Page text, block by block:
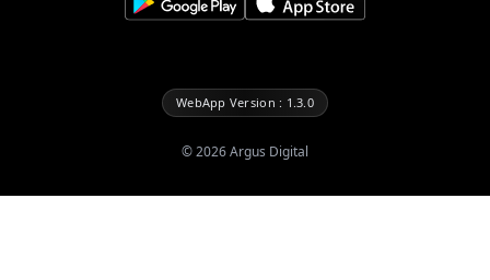
WebApp Version : 1.3.0
©2026Argus Digital